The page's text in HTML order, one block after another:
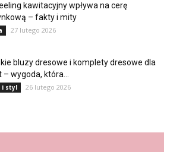
kawitacyjny wpływa na cerę
– fakty i mity
27 lutego 2026
bluzy dresowe i komplety dresowe dla
– wygoda, która...
i styl 26 lutego 2026